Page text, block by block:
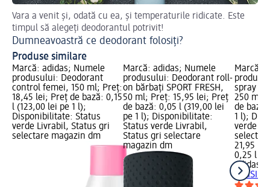
Vara a venit și, odată cu ea, și temperaturile ridicate. Este
timpul să alegeți deodorantul potrivit!
Dumneavoastră ce deodorant folosiți?
Produse similare
Marcă: adidas; Numele
produsului: Deodorant
control femei, 150 ml; Preț:
18,45 lei; Preț de bază: 0,15
l (123,00 lei pe 1 l);
Disponibilitate: Status
verde Livrabil, Status gri
selectare magazin dm
Marcă: adidas; Numele
produsului: Deodorant roll-
on bărbați SPORT FRESH,
50 ml; Preț: 15,95 lei; Preț
de bază: 0,05 l (319,00 lei
pe 1 l); Disponibilitate:
Status verde Livrabil,
Status gri selectare
magazin dm
Marcă:
spray
250 ml;
de
1 l);
verde
21,95 lei
0,25 l
adidas